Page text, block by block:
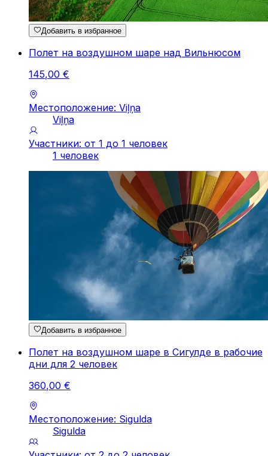
Добавить в избранное
Полет на воздушном шаре над Вильнюсом
145,00 €
Местоположение: Viļņa
Viļņa
Участники: от 1 до 1 человек
1 человек
Добавить в избранное
Полет на воздушном шаре в Сигулде в рабочие
дни для 2 человек
360,00 €
Местоположение: Sigulda
Sigulda